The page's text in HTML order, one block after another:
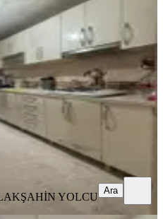
Mahallesi
3. Kat 23.06.2026
ŞAHİN YOLCU Ara